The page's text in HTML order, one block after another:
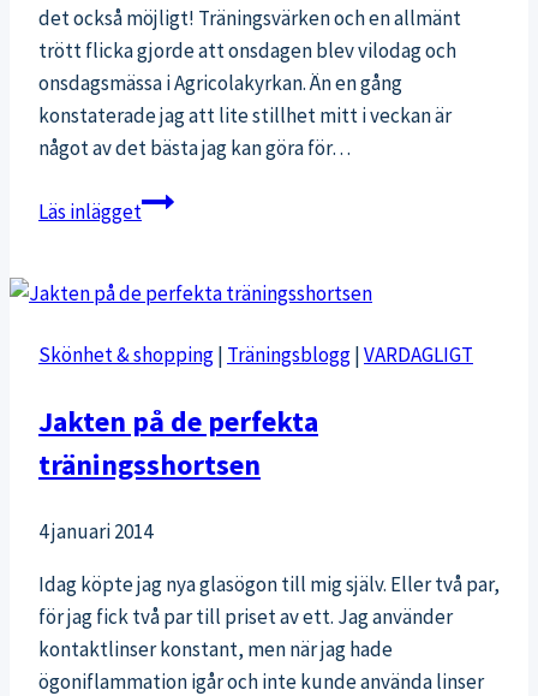
det också möjligt! Träningsvärken och en allmänt
trött flicka gjorde att onsdagen blev vilodag och
onsdagsmässa i Agricolakyrkan. Än en gång
konstaterade jag att lite stillhet mitt i veckan är
något av det bästa jag kan göra för…
Läs inläggetStillhet
veckan
Skönhet & shopping| Träningsblogg|VARDAGLIGT
Jakten på de perfekta
träningsshortsen
4 januari 2014
Idag köpte jag nya glasögon till mig själv. Eller två par,
för jag fick två par till priset av ett. Jag använder
kontaktlinser konstant, men när jag hade
ögoniflammation igår och inte kunde använda linser